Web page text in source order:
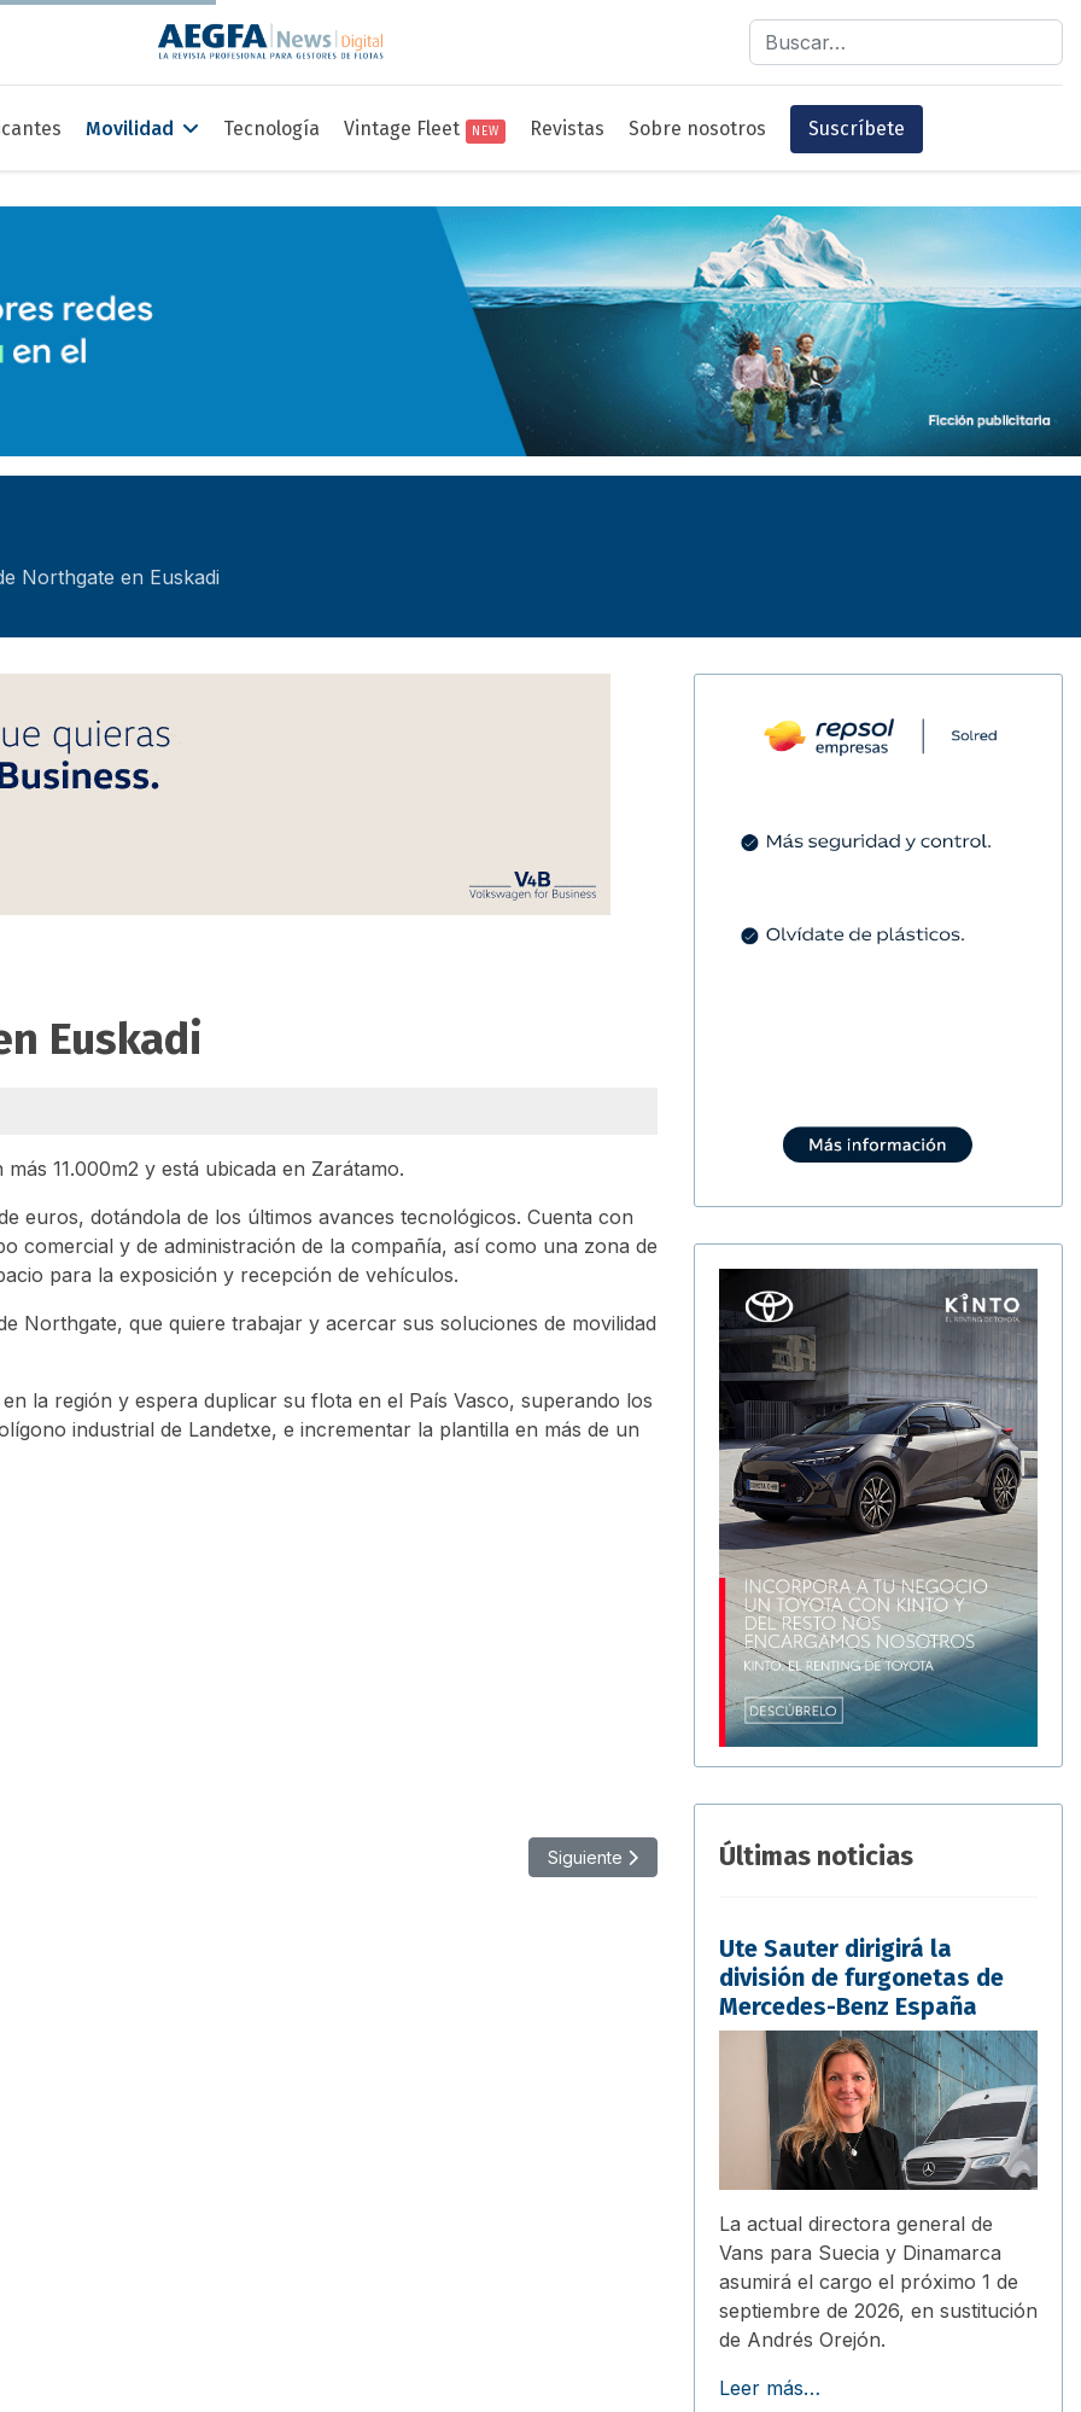
Buscar
Movilidad Tecnología Vintage Fleet NEW Revistas Sobre nosotros Suscríbete
Northgate en Euskadi
Euskadi
11.000m2 y está ubicada en Zarátamo.
euros, dotándola de los últimos avances tecnológicos. Cuenta con
comercial y de administración de la compañía, así como una zona de
para la exposición y recepción de vehículos.
Northgate, que quiere trabajar y acercar sus soluciones de movilidad
la región y espera duplicar su flota en el País Vasco, superando los
industrial de Landetxe, e incrementar la plantilla en más de un
empresarios Artículo siguiente: El renting crece un 10,51% hasta septiembre
Siguiente Últimas noticias
Ute Sauter dirigirá la
división de furgonetas de
Mercedes-Benz España
La actual directora general de
Vans para Suecia y Dinamarca
asumirá el cargo el próximo 1 de
septiembre de 2026, en sustitución
de Andrés Orejón.
Leer más…